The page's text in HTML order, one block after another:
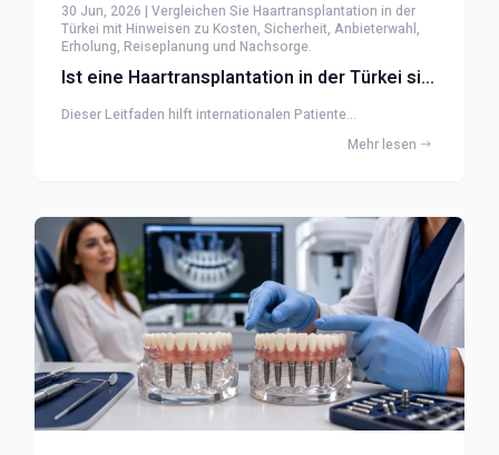
30 Jun, 2026 | Vergleichen Sie Haartransplantation in der
Türkei mit Hinweisen zu Kosten, Sicherheit, Anbieterwahl,
Erholung, Reiseplanung und Nachsorge.
Ist eine Haartransplantation in der Türkei sicher?
Dieser Leitfaden hilft internationalen Patiente...
Mehr lesen